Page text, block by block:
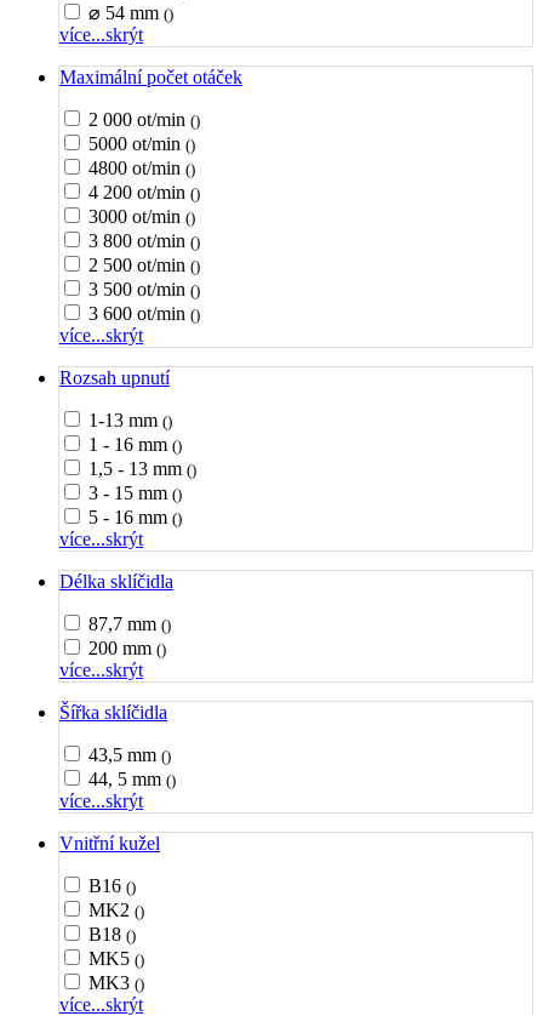
⌀ 54 mm ()
více...skrýt
Maximální počet otáček
2 000 ot/min ()
5000 ot/min ()
4800 ot/min ()
4 200 ot/min ()
3000 ot/min ()
3 800 ot/min ()
2 500 ot/min ()
3 500 ot/min ()
3 600 ot/min ()
více...skrýt
Rozsah upnutí
1-13 mm ()
1 - 16 mm ()
1,5 - 13 mm ()
3 - 15 mm ()
5 - 16 mm ()
více...skrýt
Délka sklíčidla
87,7 mm ()
200 mm ()
více...skrýt
Šířka sklíčidla
43,5 mm ()
44, 5 mm ()
více...skrýt
Vnitřní kužel
B16 ()
MK2 ()
B18 ()
MK5 ()
MK3 ()
více...skrýt